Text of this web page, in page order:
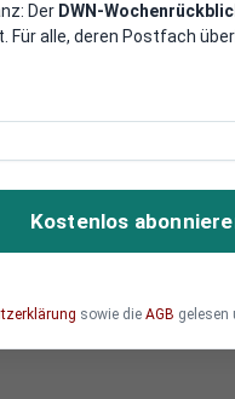
einzuleiten,
machen
dieses
Stabilität
Der DWN-
Für alle, deren Postfach
Kostenlos
sowie die AGB gelesen